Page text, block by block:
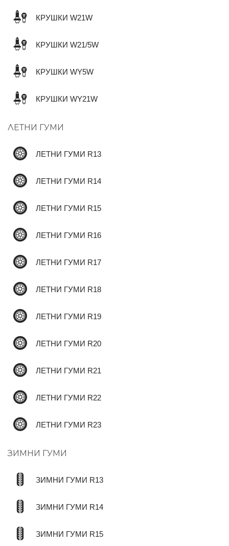
КРУШКИ W21W
КРУШКИ W21/5W
КРУШКИ WY5W
КРУШКИ WY21W
ЛЕТНИ ГУМИ
ЛЕТНИ ГУМИ R13
ЛЕТНИ ГУМИ R14
ЛЕТНИ ГУМИ R15
ЛЕТНИ ГУМИ R16
ЛЕТНИ ГУМИ R17
ЛЕТНИ ГУМИ R18
ЛЕТНИ ГУМИ R19
ЛЕТНИ ГУМИ R20
ЛЕТНИ ГУМИ R21
ЛЕТНИ ГУМИ R22
ЛЕТНИ ГУМИ R23
ЗИМНИ ГУМИ
ЗИМНИ ГУМИ R13
ЗИМНИ ГУМИ R14
ЗИМНИ ГУМИ R15